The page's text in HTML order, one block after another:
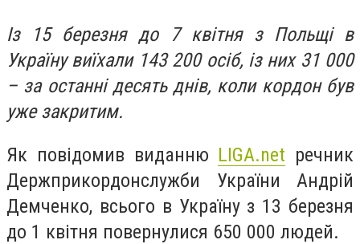
Із 15 березня до 7 квітня з Польщі в
Україну виїхали 143 200 осіб, із них 31 000
– за останні десять днів, коли кордон був
уже закритим.
Як повідомив виданню LIGA.net речник
Держприкордонслужби України Андрій
Демченко, всього в Україну з 13 березня
до 1 квітня повернулися 650 000 людей.